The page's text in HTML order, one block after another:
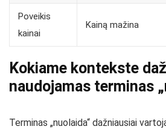
Poveikis
kainai
Kainą mažina
Kokiame kontekste
naudojamas terminas
Terminas „nuolaida“ dažniausiai